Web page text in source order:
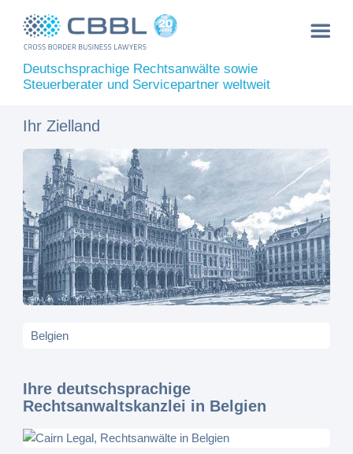
Deutschsprachige Rechtsanwälte sowie
Steuerberater und Servicepartner weltweit
Ihr Zielland
Ihre deutschsprachige
Rechtsanwaltskanzlei in Belgien